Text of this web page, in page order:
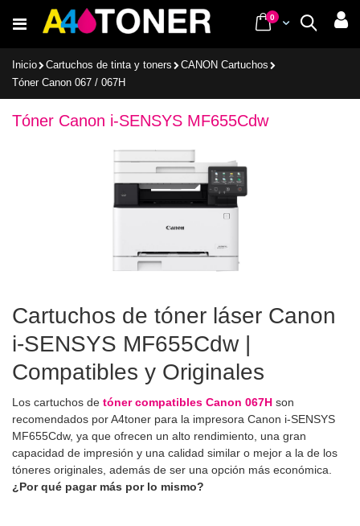
al
Buscar
Cart
0items
Inicio Cartuchos de tinta y toners
CANON Cartuchos
Tóner Canon 067 / 067H
Tóner Canon i-SENSYS MF655Cdw
Cartuchos de tóner láser Canon
i-SENSYS MF655Cdw |
Compatibles y Originales
Los cartuchos de tóner compatibles Canon 067H son
recomendados por A4toner para la impresora Canon i-SENSYS
MF655Cdw, ya que ofrecen un alto rendimiento, una gran
capacidad de impresión y una calidad similar o mejor a la de los
tóneres originales, además de ser una opción más económica.
¿Por qué pagar más por lo mismo?